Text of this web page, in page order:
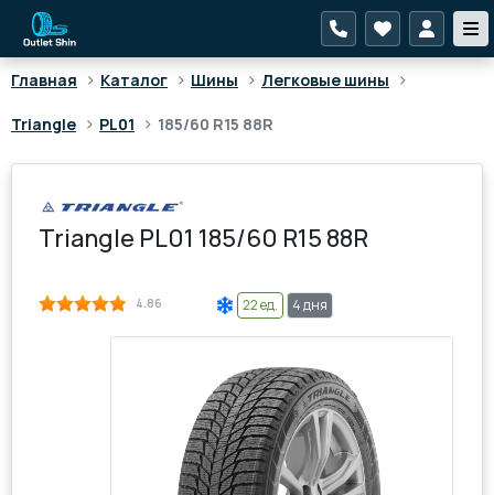
Главная > Каталог > Шины > Легковые шины >
Triangle > PL01 > 185/60 R15 88R
Triangle PL01 185/60 R15 88R
4.86 22 ед. 4 дня